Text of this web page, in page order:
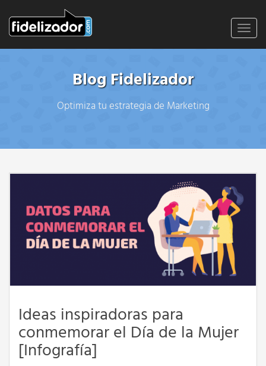
Blog Fidelizador
Optimiza tu estrategia de Marketing
Ideas inspiradoras para
conmemorar el Día de la Mujer
[Infografía]